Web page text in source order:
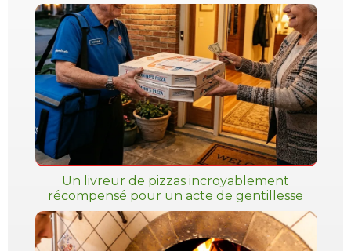
Un livreur de pizzas incroyablement
récompensé pour un acte de gentillesse